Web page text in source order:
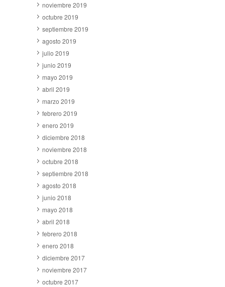
noviembre 2019
octubre 2019
septiembre 2019
agosto 2019
julio 2019
junio 2019
mayo 2019
abril 2019
marzo 2019
febrero 2019
enero 2019
diciembre 2018
noviembre 2018
octubre 2018
septiembre 2018
agosto 2018
junio 2018
mayo 2018
abril 2018
febrero 2018
enero 2018
diciembre 2017
noviembre 2017
octubre 2017